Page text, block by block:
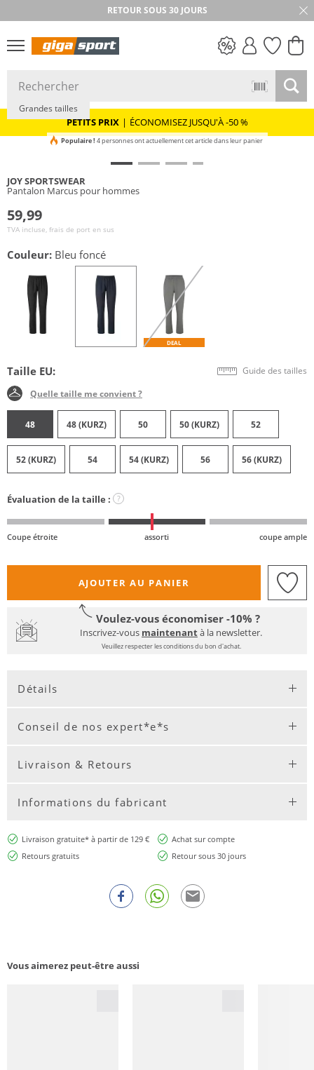
RETOUR SOUS 30 JOURS
PETITS PRIX
PETITS PRIX | ÉCONOMISEZ JUSQU'À -50 %
Grandes tailles
Populaire ! 4 personnes ont actuellement cet article dans leur panier
JOY SPORTSWEAR
Pantalon Marcus pour hommes
59,99
TVA incluse, frais de port en sus
Couleur: Bleu foncé
DEAL
Taille EU: Guide des tailles
Quelle taille me convient ?
48 48 (KURZ) 50 50 (KURZ) 52
52 (KURZ) 54 54 (KURZ) 56 56 (KURZ)
Évaluation de la taille : ?
Coupe étroite assorti coupe ample
AJOUTER AU PANIER
Voulez-vous économiser -10% ?
Inscrivez-vous maintenantà la newsletter.
Veuillez respecter les conditions du bon d'achat.
Détails
Conseil de nos expert*e*s
Livraison & Retours
Informations du fabricant
Livraison gratuite* à partir de 129 €
Achat sur compte
Retours gratuits
Retour sous 30 jours
Vous aimerez peut-être aussi